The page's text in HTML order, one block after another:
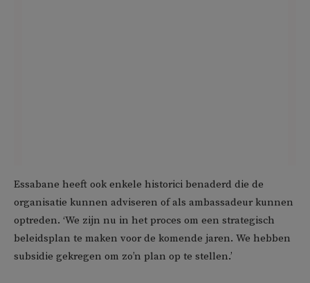
Essabane heeft ook enkele historici benaderd die de
organisatie kunnen adviseren of als ambassadeur kunnen
optreden. ‘We zijn nu in het proces om een strategisch
beleidsplan te maken voor de komende jaren. We hebben
subsidie gekregen om zo’n plan op te stellen.’